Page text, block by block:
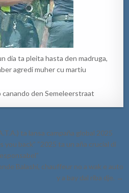
dia ta pleita hasta den madruga,
agredi muher cu martiu
canando den Semeleerstraat
ta lansa campaña global 2025
back” “2025 ta un aña crucial di
Balashi, chauffeur no a wak e auto
y a bay dal riba dje. →